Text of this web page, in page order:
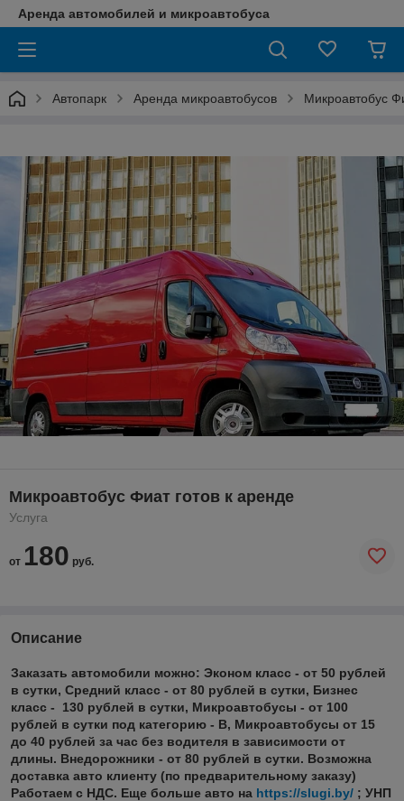
Аренда автомобилей и микроавтобуса
Автопарк Аренда микроавтобусов Микроавтобус
Микроавтобус Фиат готов к аренде
Услуга
от 180 руб.
Описание
Заказать автомобили можно: Эконом класс - от 50 рублей
в сутки, Средний класс - от 80 рублей в сутки, Бизнес
класс - 130 рублей в сутки, Микроавтобусы - от 100
рублей в сутки под категорию - В, Микроавтобусы от 15
до 40 рублей за час без водителя в зависимости от
длины. Внедорожники - от 80 рублей в сутки. Возможна
доставка авто клиенту (по предварительному заказу)
Работаем с НДС. Еще больше авто на https://slugi.by/ ; УНП